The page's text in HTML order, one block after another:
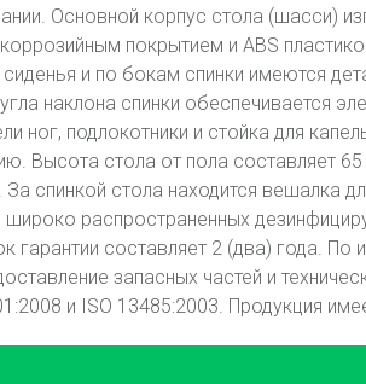
Основной корпус стола (шасси)
покрытием и ABS
и по бокам спинки имеются
наклона спинки обеспечивается
ног, подлокотники и стойка для
Высота стола от пола составляет
спинкой стола находится вешалка
широко распространенных
составляет 2 (два) года. По
запасных частей и
и ISO 13485:2003. Продукция